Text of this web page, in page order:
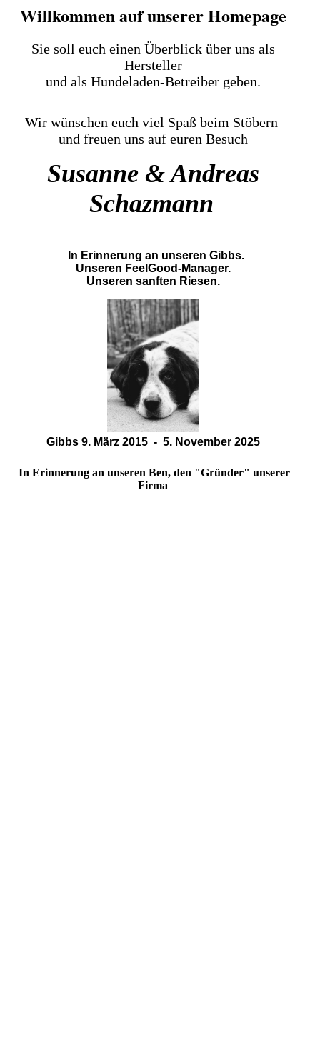
Willkommen auf unserer Homepage
Sie soll euch einen Überblick über uns als
Hersteller
und als Hundeladen-Betreiber geben.
Wir wünschen euch viel Spaß beim Stöbern
und freuen uns auf euren Besuch
Susanne & Andreas
Schazmann
In Erinnerung an unseren Gibbs.
Unseren FeelGood-Manager.
Unseren sanften Riesen.
Gibbs 9. März 2015 - 5. November 2025
In Erinnerung an unseren Ben, den "Gründer" unserer
Firma